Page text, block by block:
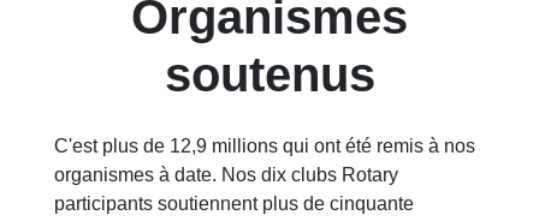
Organismes
soutenus
C'est plus de 12,9 millions qui ont été remis à nos
organismes à date. Nos dix clubs Rotary
participants soutiennent plus de cinquante